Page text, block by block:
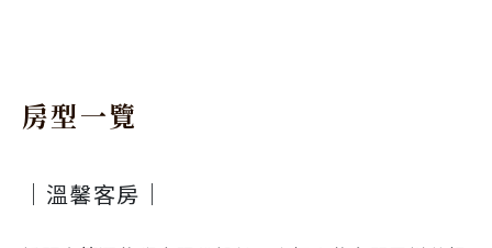
房型一覽
｜溫馨客房｜